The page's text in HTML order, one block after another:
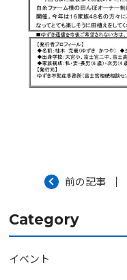
前の記事
Category
イベント